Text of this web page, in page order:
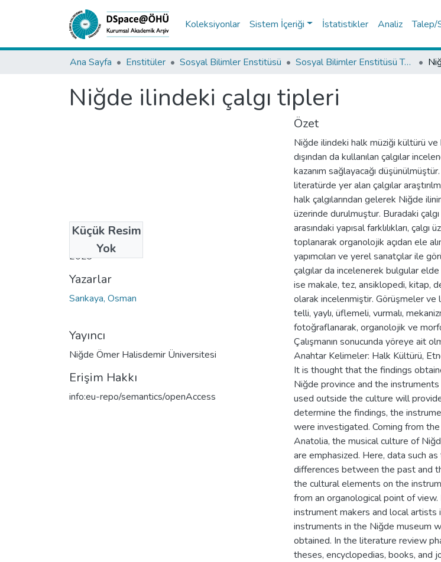
Koleksiyonlar Sistem İçeriği İstatistikler Analiz Talep/
Ana Sayfa Enstitüler Sosyal Bilimler Enstitüsü Sosyal Bilimler Enstitüsü Tez Koleksiyonu
Niğde ilindeki çalgı tipleri
Küçük Resim
Yok
Tarih
2023
Yazarlar
Sarıkaya, Osman
Yayıncı
Niğde Ömer Halisdemir Üniversitesi
Erişim Hakkı
info:eu-repo/semantics/openAccess
Özet
Niğde ilindeki halk müziği kültürü ve
dışından da kullanılan çalgılar
kazanım sağlayacağı
literatürde yer alan çalgılar
halk çalgılarından gelerek Niğde
üzerinde durulmuştur. Buradaki
arasındaki yapısal farklılıkları,
toplanarak organolojik açıdan ele
yapımcıları ve yerel sanatçılar ile
çalgılar da incelenerek bulgular
ise makale, tez, ansiklopedi, kitap,
olarak incelenmiştir. Görüşmeler ve
telli, yaylı, üflemeli, vurmalı,
fotoğraflanarak, organolojik ve
Çalışmanın sonucunda yöreye ait
Anahtar Kelimeler: Halk Kültürü,
It is thought that the findings
Niğde province and the
used outside the culture will
determine the findings, the
were investigated. Coming from
Anatolia, the musical culture of
are emphasized. Here, data such
differences between the past and
the cultural elements on the
from an organological point of
instrument makers and local
instruments in the Niğde museum
obtained. In the literature review
theses, encyclopedias, books, and